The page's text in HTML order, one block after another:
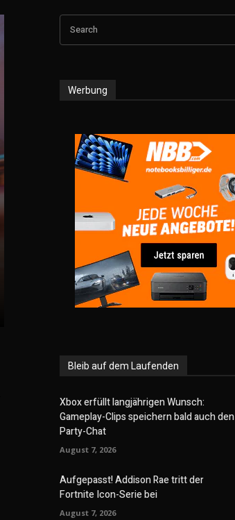
Search
Werbung
Bleib auf dem Laufenden
Xbox erfüllt langjährigen Wunsch:
Gameplay-Clips speichern bald auch den
Party-Chat
August 7, 2026
Aufgepasst! Addison Rae tritt der
Fortnite Icon-Serie bei
August 7, 2026